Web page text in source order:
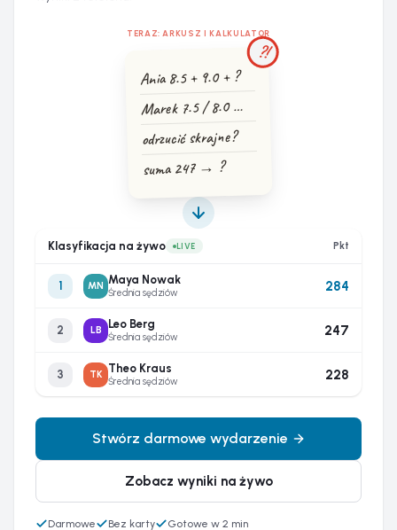
TERAZ: ARKUSZ I KALKULATOR
Ania 8.5 + 9.0 + ?
Marek 7.5 / 8.0 …
odrzucić skrajne?
suma 247 → ?
?!
Klasyfikacja na żywo LIVE Pkt
1 MN Maya Nowak
Średnia sędziów 284
2 LB Leo Berg
Średnia sędziów 247
3 TK Theo Kraus
Średnia sędziów 228
Stwórz darmowe wydarzenie
Zobacz wyniki na żywo
Darmowe Bez karty Gotowe w 2 min